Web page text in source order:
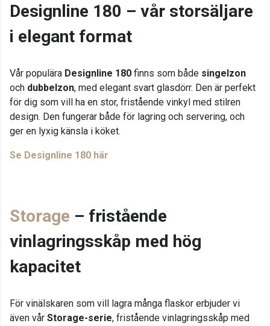
Designline 180 – vår storsäljare
i elegant format
Vår populära Designline 180 finns som både singelzon
och dubbelzon, med elegant svart glasdörr. Den är perfekt
för dig som vill ha en stor, fristående vinkyl med stilren
design. Den fungerar både för lagring och servering, och
ger en lyxig känsla i köket.
Se Designline 180 här
Storage – fristående
vinlagringsskåp med hög
kapacitet
För vinälskaren som vill lagra många flaskor erbjuder vi
även vår Storage-serie, fristående vinlagringsskåp med